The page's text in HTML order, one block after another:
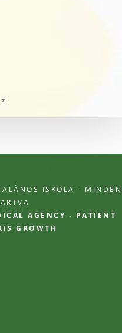
ISKOLA - MINDEN
AGENCY - PATIENT
GROWTH